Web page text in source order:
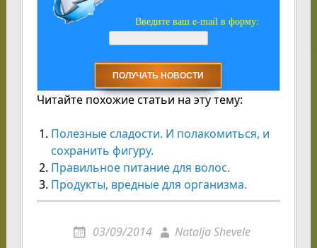
Введите ваш e-mail в форму:
Читайте похожие статьи на эту тему:
Полезные сладости. И полакомиться, и
сохранить фигуру.
Правильное питание для волос.
Продукты, вредные для организма.
03/09/2014 Natalja Shevele